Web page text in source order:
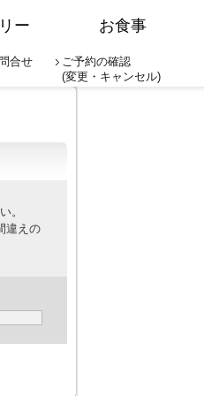
ー お食事
合せ
ご予約の確認
(変更・キャンセル)
。
違えの